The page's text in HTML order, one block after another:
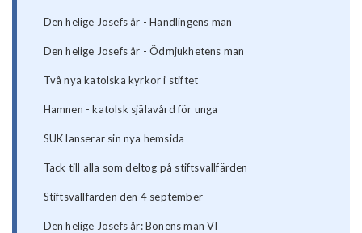
Den helige Josefs år - Handlingens man
Den helige Josefs år - Ödmjukhetens man
Två nya katolska kyrkor i stiftet
Hamnen - katolsk själavård för unga
SUK lanserar sin nya hemsida
Tack till alla som deltog på stiftsvallfärden
Stiftsvallfärden den 4 september
Den helige Josefs år: Bönens man VI